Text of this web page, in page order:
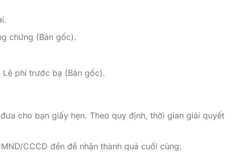
chứng (Bản gốc).
Lệ phí trước bạ (Bản gốc).
cho bạn giấy hẹn. Theo quy định, thời gian giải quyết
CCCD đến để nhận thành quả cuối cùng: